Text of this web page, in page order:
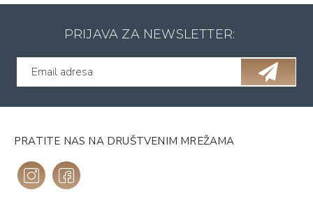
PRIJAVA ZA NEWSLETTER:
PRATITE NAS NA DRUŠTVENIM MREŽAMA